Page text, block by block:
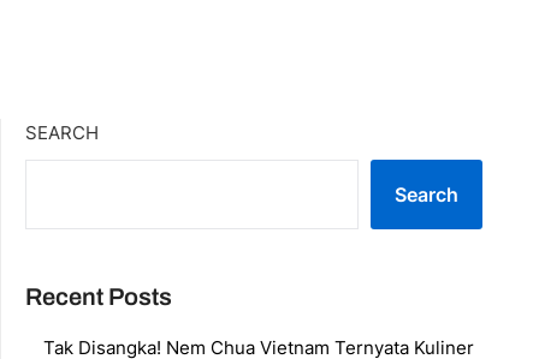
SEARCH
Search
Recent Posts
Tak Disangka! Nem Chua Vietnam Ternyata Kuliner